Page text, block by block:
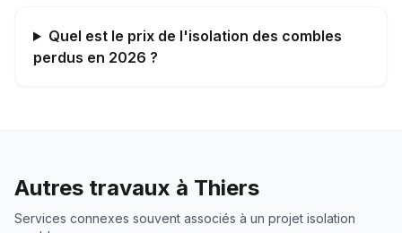
Quel est le prix de l'isolation des combles
perdus en 2026 ?
Autres travaux à Thiers
Services connexes souvent associés à un projet isolation